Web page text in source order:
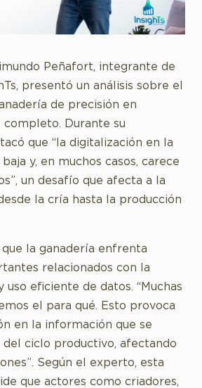
Peñafort, integrante de
presentó un análisis sobre el
de precisión en
completo. Durante su
que “la digitalización en la
y, en muchos casos, carece
un desafío que afecta a la
la cría hasta la producción
la ganadería enfrenta
relacionados con la
uso eficiente de datos. “Muchas
el para qué. Esto provoca
en la información que se
del ciclo productivo, afectando
Según el experto, esta
que actores como criadores,